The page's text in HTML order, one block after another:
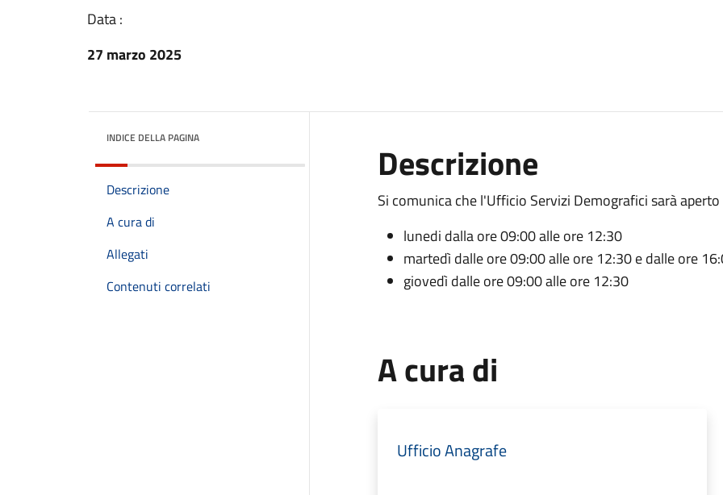
Data :
27 marzo 2025
INDICE DELLA PAGINA
Descrizione
A cura di
Allegati
Contenuti correlati
Descrizione
Si comunica che l'Ufficio Servizi Demografici sarà
lunedi dalla ore 09:00 alle ore 12:30
martedì dalle ore 09:00 alle ore 12:30 e dalle ore
giovedì dalle ore 09:00 alle ore 12:30
A cura di
Ufficio Anagrafe